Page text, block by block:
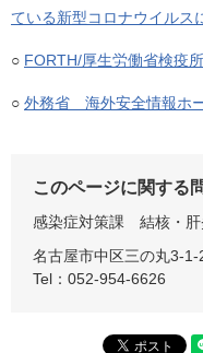
ている新型コロナウイルス
○ FORTH/厚生労働省検疫
○ 外務省 海外安全情報ホ
このページに関する
感染症対策課
結核・
名古屋市中区三の丸3-1-
Tel：052-954-6626